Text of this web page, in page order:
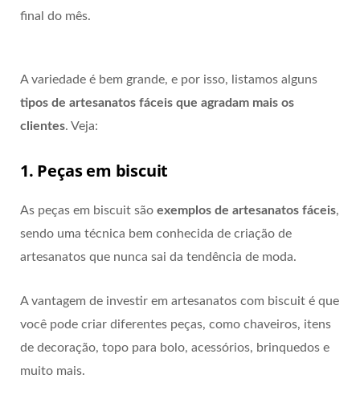
final do mês.
A variedade é bem grande, e por isso, listamos alguns
tipos de artesanatos fáceis que agradam mais os
clientes. Veja:
1. Peças em biscuit
As peças em biscuit são exemplos de artesanatos fáceis,
sendo uma técnica bem conhecida de criação de
artesanatos que nunca sai da tendência de moda.
A vantagem de investir em artesanatos com biscuit é que
você pode criar diferentes peças, como chaveiros, itens
de decoração, topo para bolo, acessórios, brinquedos e
muito mais.